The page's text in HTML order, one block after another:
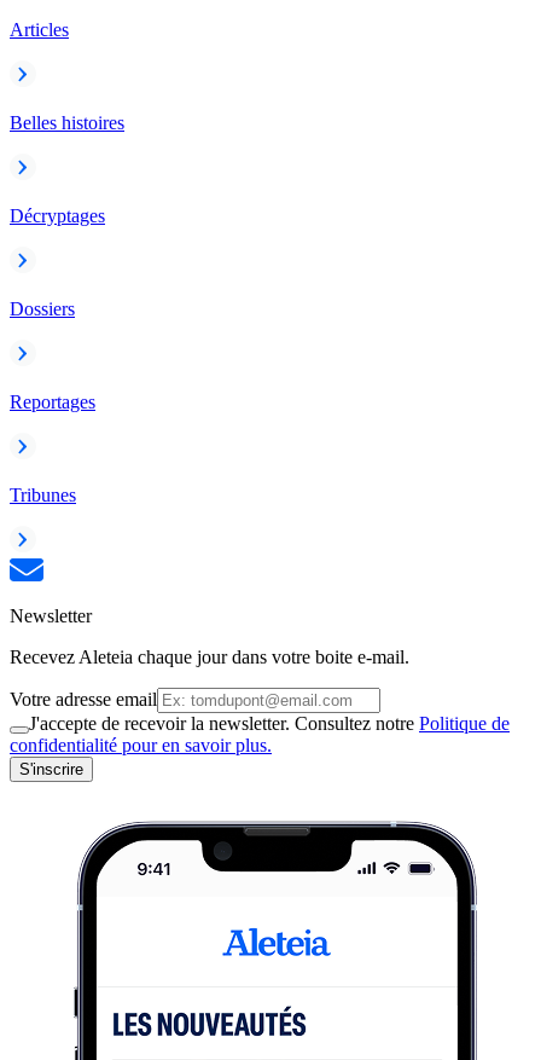
Articles
Belles histoires
Décryptages
Dossiers
Reportages
Tribunes
Newsletter
Recevez Aleteia chaque jour dans votre boite e-mail.
Votre adresse email
J'accepte de recevoir la newsletter. Consultez notre Politique de
confidentialité pour en savoir plus.
S'inscrire